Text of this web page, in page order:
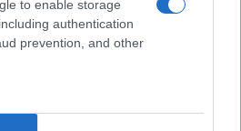
to enable storage
authentication
prevention, and other